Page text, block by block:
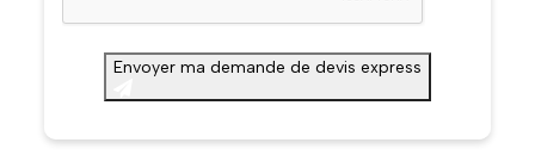
Envoyer ma demande de devis express